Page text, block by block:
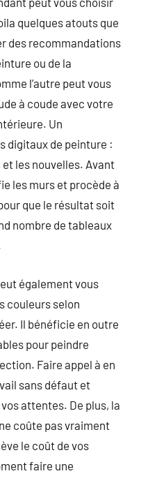
quelques atouts que
des recommandations
ou de la
l’autre peut vous
à coude avec votre
Un
digitaux de peinture :
les nouvelles. Avant
les murs et procède à
que le résultat soit
nombre de tableaux
également vous
couleurs selon
Il bénéficie en outre
pour peindre
Faire appel à en
sans défaut et
attentes. De plus, la
coûte pas vraiment
le coût de vos
faire une